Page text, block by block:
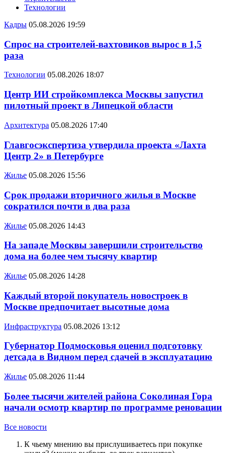
Технологии
Кадры 05.08.2026 19:59
Спрос на строителей-вахтовиков вырос в 1,5
раза
Технологии 05.08.2026 18:07
Центр ИИ стройкомплекса Москвы запустил
пилотный проект в Липецкой области
Архитектура 05.08.2026 17:40
Главгосэкспертиза утвердила проекта «Лахта
Центр 2» в Петербурге
Жилье 05.08.2026 15:56
Срок продажи вторичного жилья в Москве
сократился почти в два раза
Жилье 05.08.2026 14:43
На западе Москвы завершили строительство
дома на более чем тысячу квартир
Жилье 05.08.2026 14:28
Каждый второй покупатель новостроек в
Москве предпочитает высотные дома
Инфраструктура 05.08.2026 13:12
Губернатор Подмосковья оценил подготовку
детсада в Видном перед сдачей в эксплуатацию
Жилье 05.08.2026 11:44
Более тысячи жителей района Соколиная Гора
начали осмотр квартир по программе реновации
Все новости
К чьему мнению вы прислушиваетесь при покупке